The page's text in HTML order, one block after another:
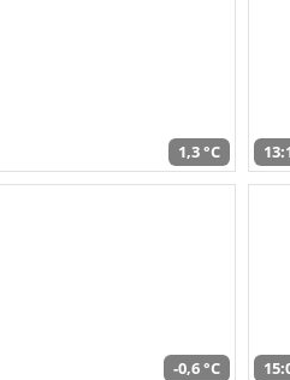
1,3 °C
-0,6 °C